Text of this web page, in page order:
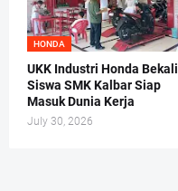
HONDA
UKK Industri Honda Bekali
Siswa SMK Kalbar Siap
Masuk Dunia Kerja
July 30, 2026